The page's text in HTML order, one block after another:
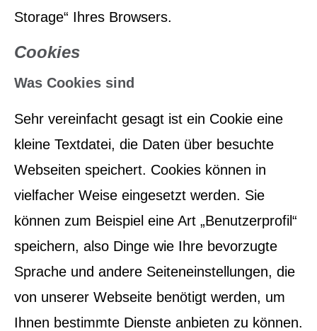
Storage“ Ihres Browsers.
Cookies
Was Cookies sind
Sehr vereinfacht gesagt ist ein Cookie eine
kleine Textdatei, die Daten über besuchte
Webseiten speichert. Cookies können in
vielfacher Weise eingesetzt werden. Sie
können zum Beispiel eine Art „Benutzerprofil“
speichern, also Dinge wie Ihre bevorzugte
Sprache und andere Seiteneinstellungen, die
von unserer Webseite benötigt werden, um
Ihnen bestimmte Dienste anbieten zu können.